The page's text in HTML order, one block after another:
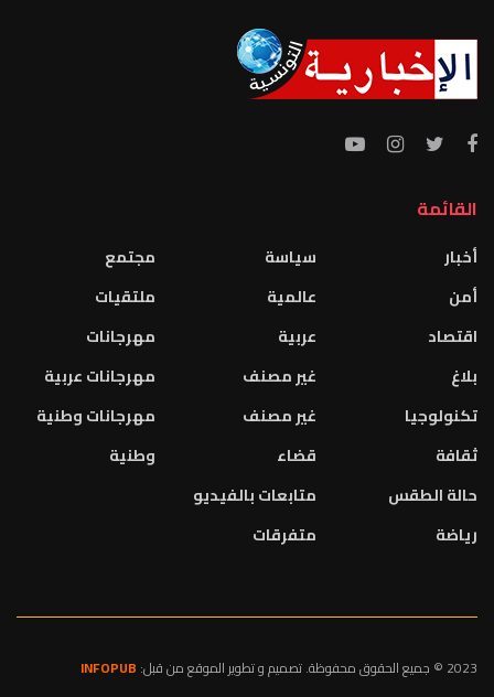
القائمة
أخبار
أمن
اقتصاد
بلاغ
تكنولوجيا
ثقافة
حالة الطقس
رياضة
سياسة
عالمية
عربية
غير مصنف
غير مصنف
قضاء
متابعات بالفيديو
متفرقات
مجتمع
ملتقيات
مهرجانات
مهرجانات عربية
مهرجانات وطنية
وطنية
2023 © جميع الحقوق محفوظة. تصميم و تطوير الموقع من قبل: INFOPUB